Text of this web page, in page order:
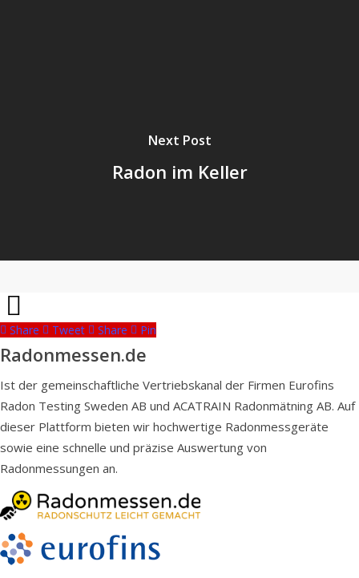
Next Post
Radon im Keller
Share Tweet Share Pin
Radonmessen.de
Ist der gemeinschaftliche Vertriebskanal der Firmen Eurofins
Radon Testing Sweden AB und ACATRAIN Radonmätning AB. Auf
dieser Plattform bieten wir hochwertige Radonmessgeräte
sowie eine schnelle und präzise Auswertung von
Radonmessungen an.